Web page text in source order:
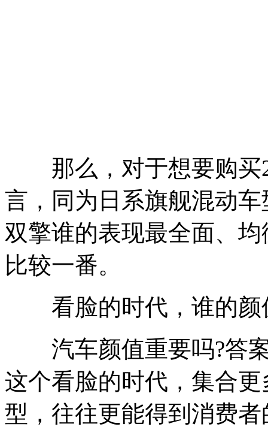
那么，对于想要购买
言，同为日系旗舰混动车
双擎谁的表现最全面、
比较一番。
看脸的时代，谁的颜
汽车颜值重要吗?答案
这个看脸的时代，集合
型，往往更能得到消费